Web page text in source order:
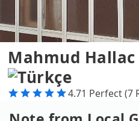
Mahmud
4.71 Perfect (7